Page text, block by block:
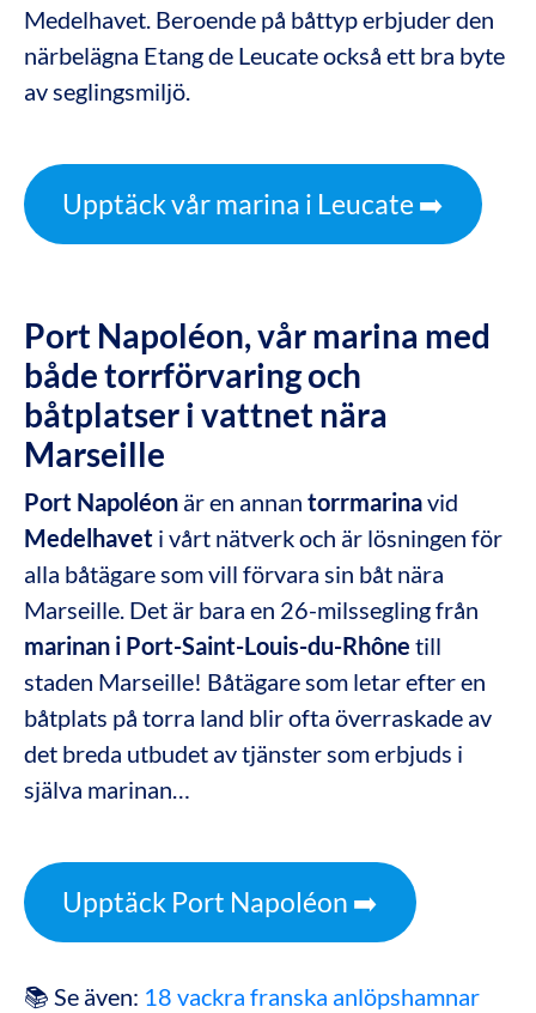
Medelhavet. Beroende på båttyp erbjuder den
närbelägna Etang de Leucate också ett bra byte
av seglingsmiljö.
Upptäck vår marina i Leucate ➡️
Port Napoléon, vår marina med
både torrförvaring och
båtplatser i vattnet nära
Marseille
Port Napoléon är en annan torrmarinavid
Medelhavet i vårt nätverk och är lösningen för
alla båtägare som vill förvara sin båt nära
Marseille. Det är bara en 26-milssegling från
marinan i Port-Saint-Louis-du-Rhône till
staden Marseille! Båtägare som letar efter en
båtplats på torra land blir ofta överraskade av
det breda utbudet av tjänster som erbjuds i
själva marinan…
Upptäck Port Napoléon ➡️
📚 Se även: 18 vackra franska anlöpshamnar